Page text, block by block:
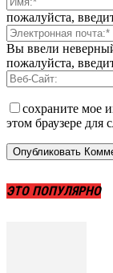
пожалуйста,
Вы ввели
пожалуйста,
сохраните мое
этом браузере для
ЭТО ПОПУЛЯРНО